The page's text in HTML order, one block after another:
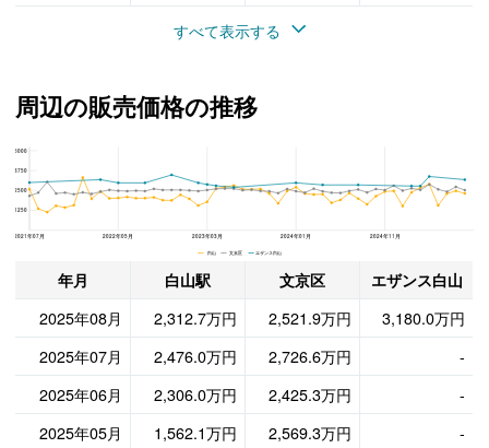
すべて表示する
周辺の販売価格の推移
2021年07月 2022年05月 2023年03月 2024年01月 2024年11月
5000
3750
2500
1250
白山 文京区 エザンス白山
年月 白山駅 文京区
エザンス白山
2025年08月
2,312.7万円 2,521.9万円
3,180.0万円
2025年07月
2,476.0万円 2,726.6万円
-
2025年06月
2,306.0万円 2,425.3万円
-
2025年05月
1,562.1万円 2,569.3万円 -